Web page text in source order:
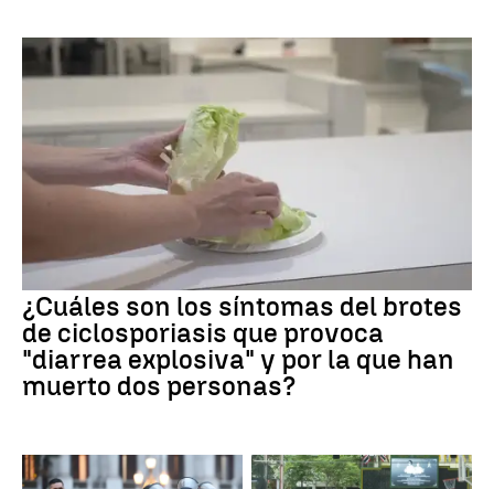
¿Cuáles son los síntomas del brotes
de ciclosporiasis que provoca
"diarrea explosiva" y por la que han
muerto dos personas?